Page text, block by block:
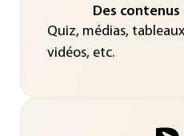
Des contenus
Quiz, médias,
vidéos, etc.